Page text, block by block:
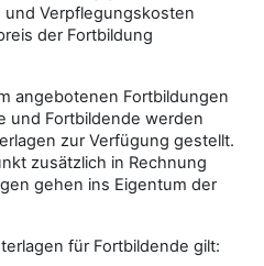
Verpflegungskosten
der Fortbildung
angebotenen Fortbildungen
und Fortbildende werden
zur Verfügung gestellt.
zusätzlich in Rechnung
gehen ins Eigentum der
für Fortbildende gilt: